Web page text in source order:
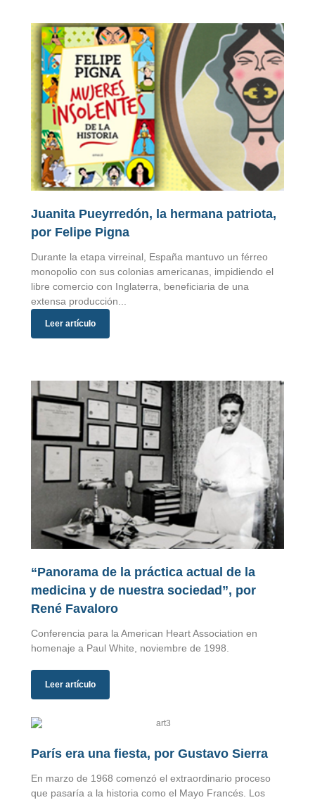
Juanita Pueyrredón, la hermana patriota,
por Felipe Pigna
Durante la etapa virreinal, España mantuvo un férreo
monopolio con sus colonias americanas, impidiendo el
libre comercio con Inglaterra, beneficiaria de una
extensa producción...
Leer artículo
“Panorama de la práctica actual de la
medicina y de nuestra sociedad”, por
René Favaloro
Conferencia para la American Heart Association en
homenaje a Paul White, noviembre de 1998.
Leer artículo
París era una fiesta, por Gustavo Sierra
En marzo de 1968 comenzó el extraordinario proceso
que pasaría a la historia como el Mayo Francés. Los